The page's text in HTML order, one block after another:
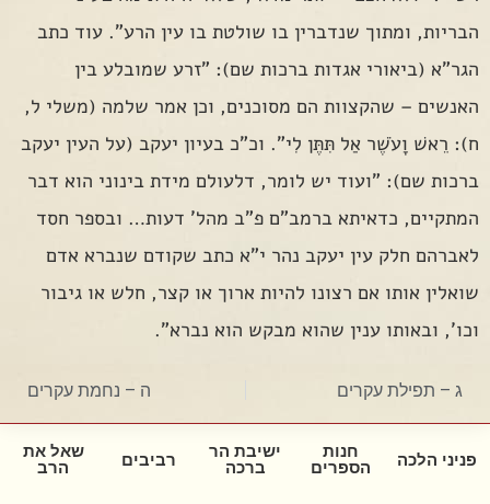
הבריות, ומתוך שנדברין בו שולטת בו עין הרע". עוד כתב
הגר"א (ביאורי אגדות ברכות שם): "זרע שמובלע בין
האנשים – שהקצוות הם מסוכנים, וכן אמר שלמה (משלי ל,
ח): רֵאשׁ וָעֹשֶׁר אַל תִּתֶּן לִי". וכ"כ בעיון יעקב (על העין יעקב
ברכות שם): "ועוד יש לומר, דלעולם מידת בינוני הוא דבר
המתקיים, כדאיתא ברמב"ם פ"ב מהל' דעות… ובספר חסד
לאברהם חלק עין יעקב נהר י"א כתב שקודם שנברא אדם
שואלין אותו אם רצונו להיות ארוך או קצר, חלש או גיבור
וכו', ובאותו ענין שהוא מבקש הוא נברא".
ג – תפילת עקרים ה – נחמת עקרים
פניני הלכה
חנות
הספרים
ישיבת הר
ברכה
רביבים
שאל את
הרב